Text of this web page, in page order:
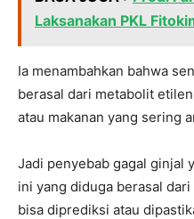
Laksanakan PKL
Ia menambahkan bahwa
berasal dari metabolit
atau makanan yang sering
Jadi penyebab gagal ginjal
ini yang diduga berasal
bisa diprediksi atau